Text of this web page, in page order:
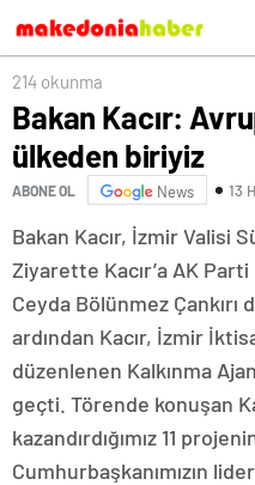
214 okunma
Bakan Kacır:
ülkeden biriyiz
ABONE OL News 13
Bakan Kacır, İzmir Valisi
Ziyarette Kacır’a AK
Ceyda Bölünmez
ardından Kacır, İzmir
düzenlenen Kalkınma
geçti. Törende konuşan
kazandırdığımız 11
Cumhurbaşkanımızın